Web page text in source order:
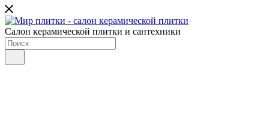
Салон керамической плитки и сантехники